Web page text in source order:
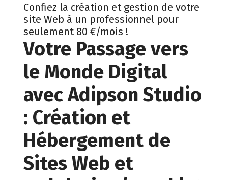
Confiez la création et gestion de votre
site Web à un professionnel pour
seulement 80 €/mois !
Votre Passage vers
le Monde Digital
avec Adipson Studio
: Création et
Hébergement de
Sites Web et